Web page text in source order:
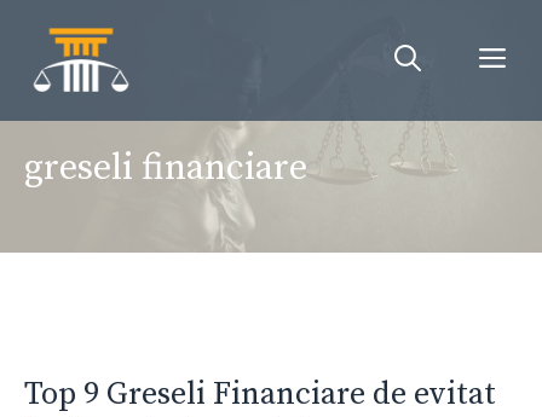
conținut
greseli financiare
Top 9 Greseli Financiare de evitat